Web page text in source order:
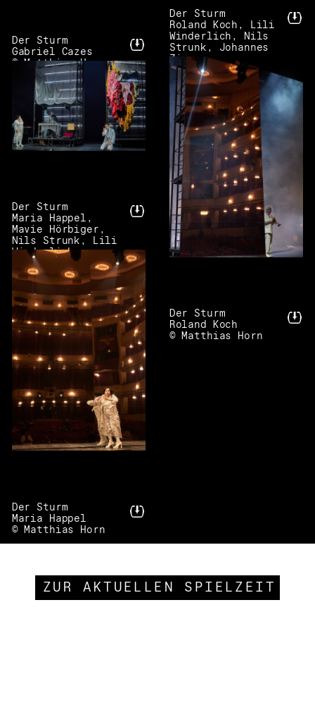
Der Sturm
Roland Koch, Lili
Winderlich, Nils
Strunk, Johannes
Zirner
© Matthias Horn
Der Sturm
Gabriel Cazes
© Matthias Horn
Der Sturm
Roland Koch
© Matthias Horn
Der Sturm
Maria Happel,
Mavie Hörbiger,
Nils Strunk, Lili
Winderlich
© Matthias Horn
Der Sturm
Maria Happel
© Matthias Horn
ZUR AKTUELLEN SPIELZEIT